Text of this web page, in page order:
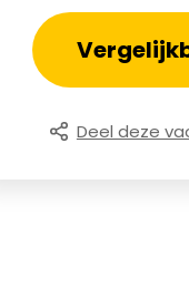
Deel deze